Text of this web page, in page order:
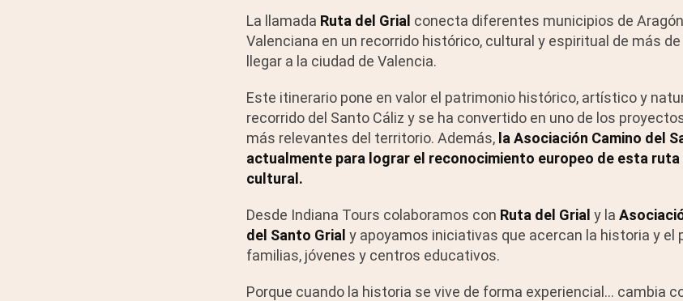
La llamada Ruta del Grial conecta diferentes municipios de
Valenciana en un recorrido histórico, cultural y espiritual de más
llegar a la ciudad de Valencia.
Este itinerario pone en valor el patrimonio histórico, artístico y
recorrido del Santo Cáliz y se ha convertido en uno de los
más relevantes del territorio. Además, la Asociación Camino del
actualmente para lograr el reconocimiento europeo de esta
cultural.
Desde Indiana Tours colaboramos con Ruta del Grial y la
del Santo Grial y apoyamos iniciativas que acercan la historia y el
familias, jóvenes y centros educativos.
Porque cuando la historia se vive de forma experiencial… cambia